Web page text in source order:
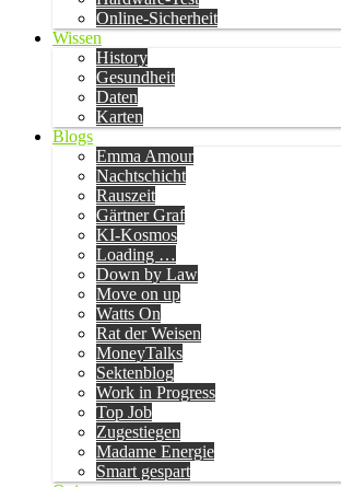
Online-Sicherheit
Wissen
History
Gesundheit
Daten
Karten
Blogs
Emma Amour
Nachtschicht
Rauszeit
Gärtner Graf
KI-Kosmos
Loading …
Down by Law
Move on up
Watts On
Rat der Weisen
MoneyTalks
Sektenblog
Work in Progress
Top Job
Zugestiegen
Madame Energie
Smart gespart